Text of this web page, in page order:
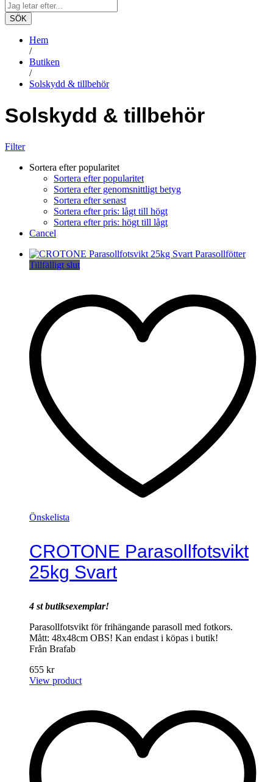
SÖK
Hem
/
Butiken
/
Solskydd & tillbehör
Solskydd & tillbehör
Filter
Sortera efter popularitet
Sortera efter popularitet
Sortera efter genomsnittligt betyg
Sortera efter senast
Sortera efter pris: lågt till högt
Sortera efter pris: högt till lågt
Cancel
Tillfälligt slut
Önskelista
CROTONE Parasollfotsvikt
25kg Svart
4 st butiksexemplar!
Parasollfotsvikt för frihängande parasoll med fotkors.
Mått: 48x48cm OBS! Kan endast i köpas i butik!
Från Brafab
655 kr
View product